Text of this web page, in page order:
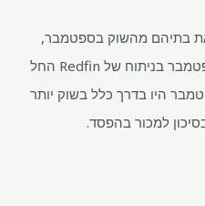
את בתיהם מהשוק בספטמבר,
השיעור הגבוה ביותר בכל חודש ספטמבר בניתוח של Redfin החל
בספטמבר היו בדרך כלל בשוק יותר